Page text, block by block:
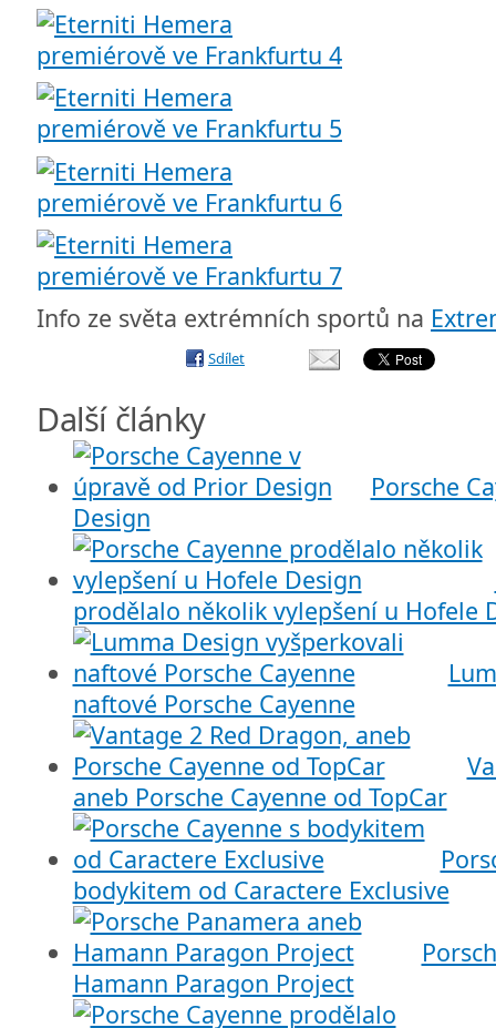
Info ze světa extrémních sportů na
Sdílet
Další články
Porsche
Design
prodělalo několik vylepšení u Hofele
naftové Porsche Cayenne
aneb Porsche Cayenne od TopCar
bodykitem od Caractere Exclusive
Hamann Paragon Project